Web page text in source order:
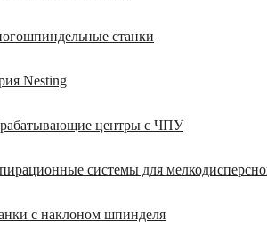
станки
Nesting
центры с ЧПУ
системы для
с наклоном шпинделя